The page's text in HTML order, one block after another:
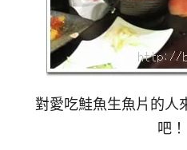
對愛吃鮭魚生魚片的人
吧！